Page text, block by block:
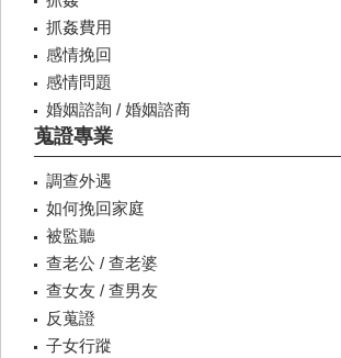
抓姦費用
感情挽回
感情問題
婚姻諮詢 / 婚姻諮商
蒐證專業
調查外遇
如何挽回家庭
被監聽
查老公 / 查老婆
查女友 / 查男友
反蒐證
子女行蹤